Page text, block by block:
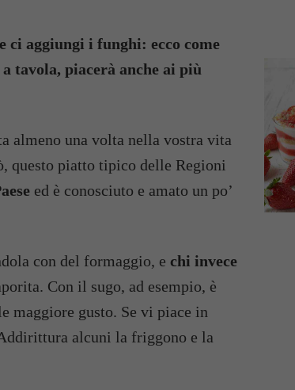
ci aggiungi i funghi: ecco come
tavola, piacerà anche ai più
almeno una volta nella vostra vita
questo piatto tipico delle Regioni
ed è conosciuto e amato un po’
con del formaggio, e chi invece
Con il sugo, ad esempio, è
maggiore gusto. Se vi piace in
alcuni la friggono e la